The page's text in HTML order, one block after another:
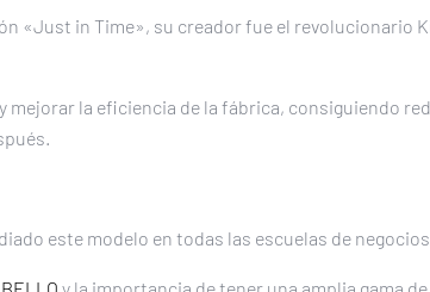
«Just in Time», su creador fue el revolucionario
mejorar la eficiencia de la fábrica, consiguiendo
este modelo en todas las escuelas de